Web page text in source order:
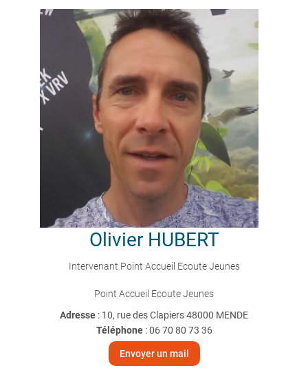
Olivier HUBERT
Intervenant Point Accueil Ecoute Jeunes
Point Accueil Ecoute Jeunes
Adresse : 10, rue des Clapiers 48000 MENDE
Téléphone:06 70 80 73 36
Envoyer un mail